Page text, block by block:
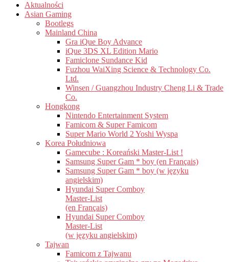
Aktualności
Asian Gaming
Bootlegs
Mainland China
Gra iQue Boy Advance
iQue 3DS XL Edition Mario
Famiclone Sundance Kid
Fuzhou WaiXing Science & Technology Co.
Ltd.
Winsen / Guangzhou Industry Cheng Li & Trade
Co.
Hongkong
Nintendo Entertainment System
Famicom & Super Famicom
Super Mario World 2 Yoshi Wyspa
Korea Południowa
Gamecube : Koreański Master-List !
Samsung Super Gam * boy (en Français)
Samsung Super Gam * boy (w języku
angielskim)
Hyundai Super Comboy
Master-List
(en Français)
Hyundai Super Comboy
Master-List
(w języku angielskim)
Tajwan
Famicom z Tajwanu